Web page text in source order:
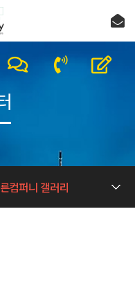
컴퍼니 갤러리